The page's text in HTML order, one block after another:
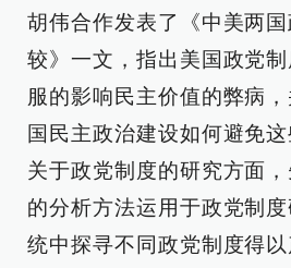
胡伟合作发表了《中美两
较》一文，指出美国政党
服的影响民主价值的弊病
国民主政治建设如何避免
关于政党制度的研究方面
的分析方法运用于政党制
统中探寻不同政党制度得